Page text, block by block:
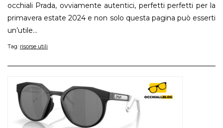
occhiali Prada, ovviamente autentici, perfetti perfetti per la
primavera estate 2024 e non solo questa pagina può esserti
un’utile...
Tag: risorse utili